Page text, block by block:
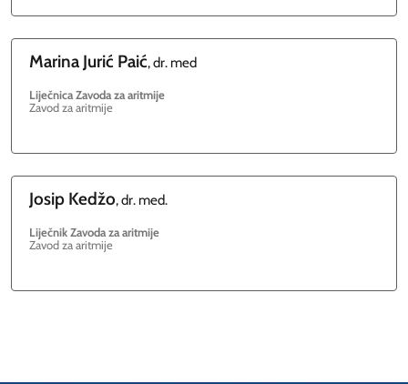
Marina Jurić Paić, dr. med
Liječnica Zavoda za aritmije
Zavod za aritmije
Josip Kedžo, dr. med.
Liječnik Zavoda za aritmije
Zavod za aritmije